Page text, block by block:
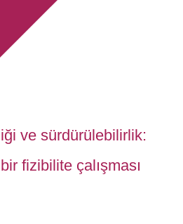
ve sürdürülebilirlik:
fizibilite çalışması